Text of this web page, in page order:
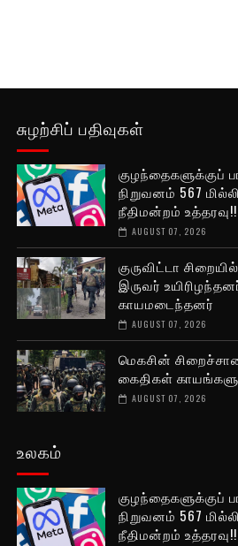
சுழற்சிப் பதிவுகள்
குழந்தைகளுக்குப்
நிறுவனம் 567
நீதிமன்றம் உத்தரவு!!
AUGUST 07, 2026
குருவிட்டா
இருவர்
காயமடைந்தனர்
AUGUST 07, 2026
மெகசின்
கைதிகள்
AUGUST 07, 2026
உலகம்
குழந்தைகளுக்குப்
நிறுவனம் 567
நீதிமன்றம் உத்தரவு!!